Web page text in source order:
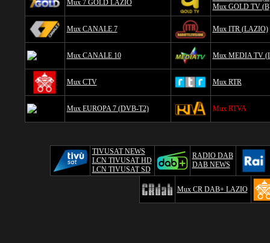
Mux 7 GOLD LAZIO
Mux GOLD TV
Mux CANALE 7 Mux ITR (LAZIO)
Mux CANALE 10 Mux MEDIA TV
Mux CTV Mux RTR
Mux EUROPA 7 (DVB-T2) Mux RTVA
TIVUSAT NEWS
LCN TIVUSAT HD
LCN TIVUSAT SD
RADIO DAB
DAB NEWS
Mux CR DAB+ LAZIO